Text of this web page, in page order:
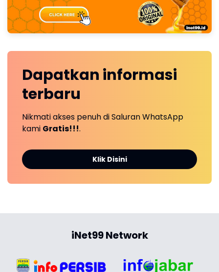
Dapatkan informasi
terbaru
Nikmati akses penuh di Saluran WhatsApp
kami Gratis!!!.
Klik Disini
iNet99 Network